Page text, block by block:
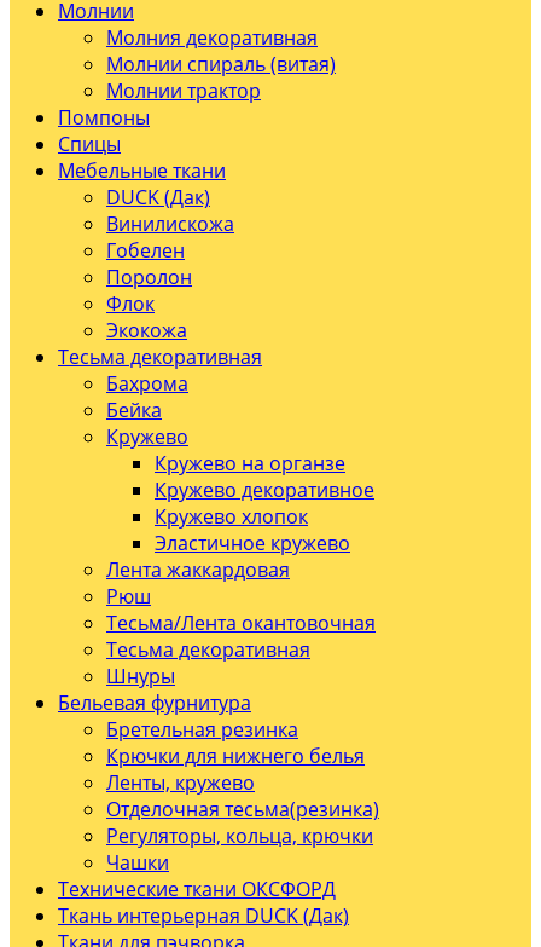
Молнии
Молния декоративная
Молнии спираль (витая)
Молнии трактор
Помпоны
Спицы
Мебельные ткани
DUCK (Дак)
Винилискожа
Гобелен
Поролон
Флок
Экокожа
Тесьма декоративная
Бахрома
Бейка
Кружево
Кружево на органзе
Кружево декоративное
Кружево хлопок
Эластичное кружево
Лента жаккардовая
Рюш
Тесьма/Лента окантовочная
Тесьма декоративная
Шнуры
Бельевая фурнитура
Бретельная резинка
Крючки для нижнего белья
Ленты, кружево
Отделочная тесьма(резинка)
Регуляторы, кольца, крючки
Чашки
Технические ткани ОКСФОРД
Ткань интерьерная DUCK (Дак)